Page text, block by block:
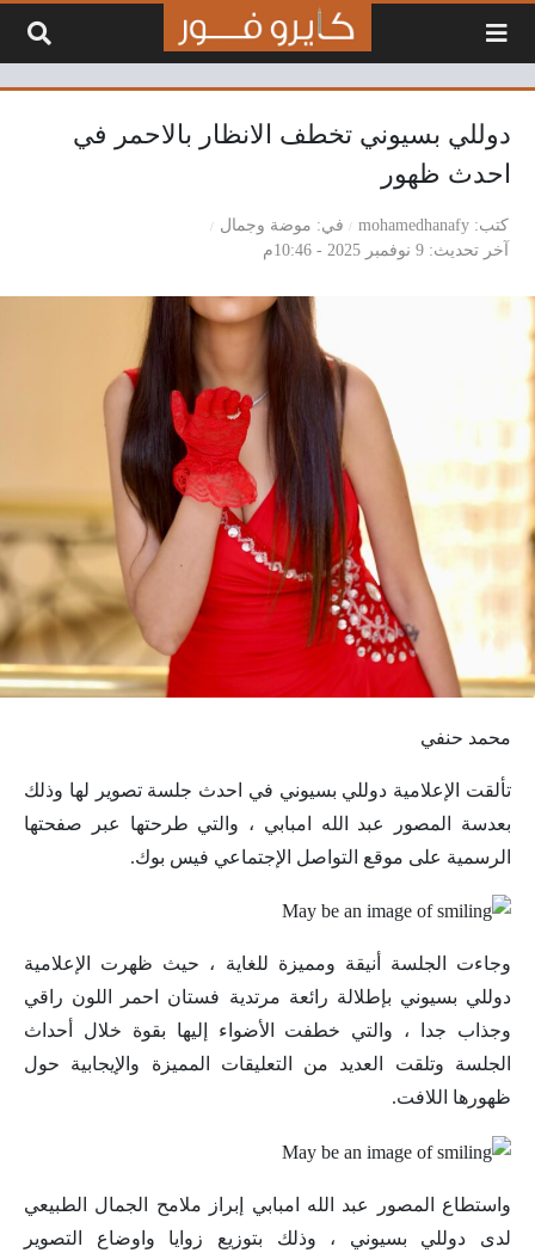
دوللي بسيوني تخطف الانظار بالاحمر في
احدث ظهور
كتب mohamedhanafy في
موضة وجمال
آخر تحديث 9 نوفمبر 2025 - 10:46م
محمد حنفي
تألقت الإعلامية دوللي بسيوني في احدث جلسة تصوير لها وذلك
بعدسة المصور عبد الله امبابي ، والتي طرحتها عبر صفحتها
الرسمية على موقع التواصل الإجتماعي فيس بوك.
وجاءت الجلسة أنيقة ومميزة للغاية ، حيث ظهرت الإعلامية
دوللي بسيوني بإطلالة رائعة مرتدية فستان احمر اللون راقي
وجذاب جدا ، والتي خطفت الأضواء إليها بقوة خلال أحداث
الجلسة وتلقت العديد من التعليقات المميزة والإيجابية حول
ظهورها اللافت.
واستطاع المصور عبد الله امبابي إبراز ملامح الجمال الطبيعي
لدى دوللي بسيوني ، وذلك بتوزيع زوايا واوضاع التصوير